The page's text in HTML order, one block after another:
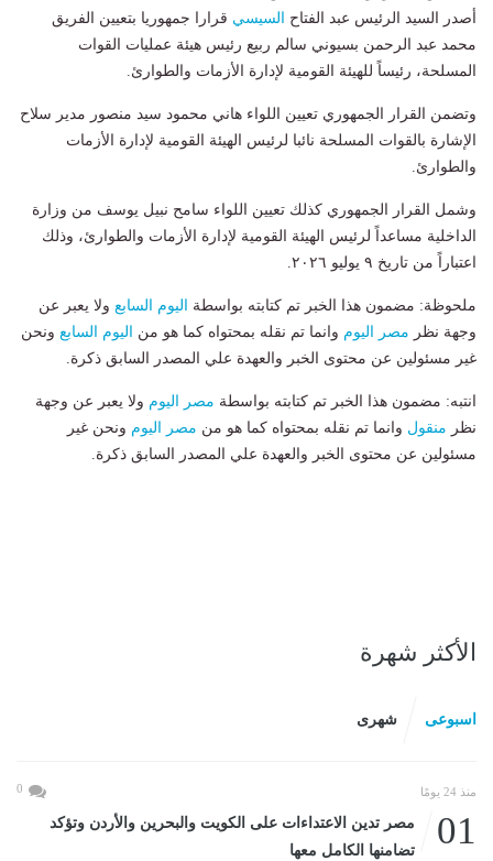
أصدر السيد الرئيس عبد الفتاح
السيسي قرارا جمهوريا بتعيين الفريق
محمد عبد الرحمن بسيوني سالم ربيع رئيس هيئة عمليات القوات
المسلحة، رئيساً للهيئة القومية لإدارة الأزمات والطوارئ.
وتضمن القرار الجمهوري تعيين اللواء هاني محمود سيد منصور مدير سلاح
الإشارة بالقوات المسلحة نائبا لرئيس الهيئة القومية لإدارة الأزمات
والطوارئ.
وشمل القرار الجمهوري كذلك تعيين اللواء سامح نبيل يوسف من وزارة
الداخلية مساعداً لرئيس الهيئة القومية لإدارة الأزمات والطوارئ، وذلك
اعتباراً من تاريخ ٩ يوليو ٢٠٢٦.
ملحوظة: مضمون هذا الخبر تم كتابته بواسطة اليوم السابع ولا يعبر عن
وجهة نظر مصر اليوم وانما تم نقله بمحتواه كما هو من اليوم السابع ونحن
غير مسئولين عن محتوى الخبر والعهدة علي المصدر السابق ذكرة.
انتبه: مضمون هذا الخبر تم كتابته بواسطة مصر اليوم ولا يعبر عن وجهة
نظر منقول وانما تم نقله بمحتواه كما هو من مصر اليوم ونحن غير
مسئولين عن محتوى الخبر والعهدة علي المصدر السابق ذكرة.
الأكثر شهرة
اسبوعى شهرى
منذ 24 يومًا 0
01
مصر تدين الاعتداءات على الكويت والبحرين والأردن وتؤكد
تضامنها الكامل معها